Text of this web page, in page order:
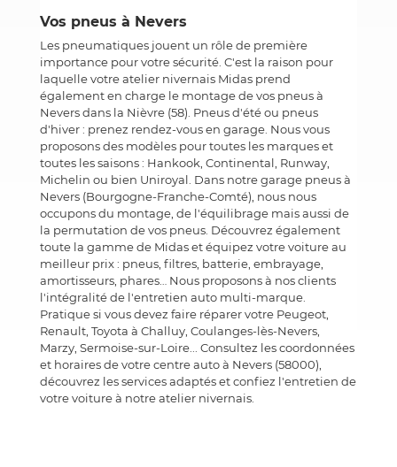
Vos pneus à Nevers
Les pneumatiques jouent un rôle de première
importance pour votre sécurité. C'est la raison pour
laquelle votre atelier nivernais Midas prend
également en charge le montage de vos pneus à
Nevers dans la Nièvre (58). Pneus d'été ou pneus
d'hiver : prenez rendez-vous en garage. Nous vous
proposons des modèles pour toutes les marques et
toutes les saisons : Hankook, Continental, Runway,
Michelin ou bien Uniroyal. Dans notre garage pneus à
Nevers (Bourgogne-Franche-Comté), nous nous
occupons du montage, de l'équilibrage mais aussi de
la permutation de vos pneus. Découvrez également
toute la gamme de Midas et équipez votre voiture au
meilleur prix : pneus, filtres, batterie, embrayage,
amortisseurs, phares… Nous proposons à nos clients
l'intégralité de l'entretien auto multi-marque.
Pratique si vous devez faire réparer votre Peugeot,
Renault, Toyota à Challuy, Coulanges-lès-Nevers,
Marzy, Sermoise-sur-Loire... Consultez les coordonnées
et horaires de votre centre auto à Nevers (58000),
découvrez les services adaptés et confiez l'entretien de
votre voiture à notre atelier nivernais.